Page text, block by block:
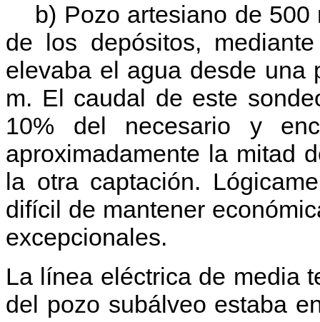
b) Pozo artesiano de 500
de los depósitos,
elevaba el agua desde una
m. El caudal de este
10% del necesario y
aproximadamente la mitad
la otra captación.
difícil de mantener
excepcionales.
La línea eléctrica de media
del pozo subálveo estaba